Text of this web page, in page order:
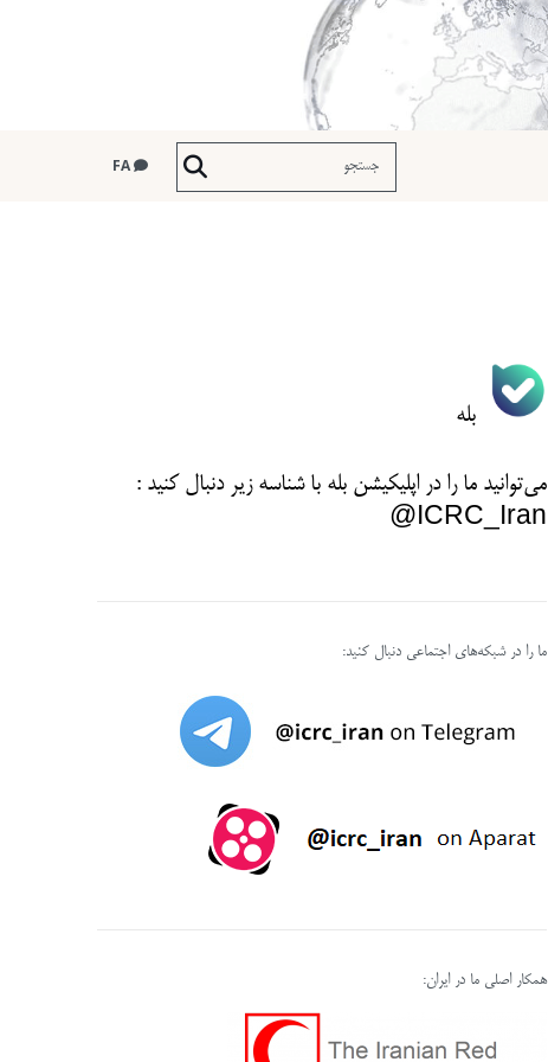
بله
می‌توانید ما را در اپلیکیشن بله با شناسه زیردنبال کنید :
ICRC_Iran@
ما را در شبکه‌های اجتماعی دنبال کنید:
همکار اصلی ما در ایران: